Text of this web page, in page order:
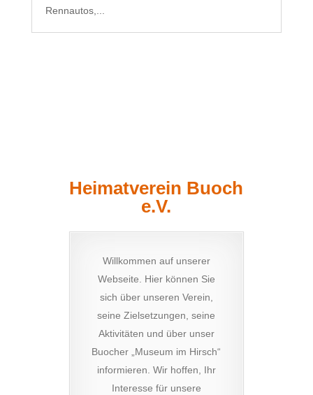
Rennautos,...
Heimatverein Buoch
e.V.
Willkommen auf unserer
Webseite. Hier können Sie
sich über unseren Verein,
seine Zielsetzungen, seine
Aktivitäten und über unser
Buocher „Museum im Hirsch“
informieren. Wir hoffen, Ihr
Interesse für unsere